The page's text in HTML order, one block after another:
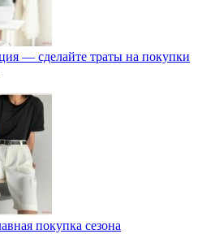
— сделайте траты на покупки
покупка сезона